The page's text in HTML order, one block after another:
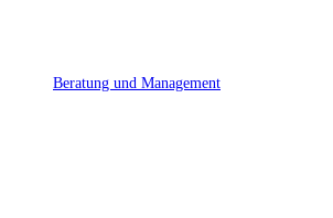
Beratung und Management